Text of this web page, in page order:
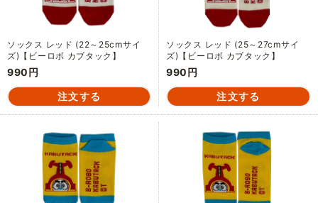
ソックス レッド (22～25cmサイ
ズ)【ビーロボ カブタック】
990円
ソックス レッド (25～27cmサイ
ズ)【ビーロボ カブタック】
990円